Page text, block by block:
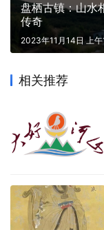
盘栖古镇：山水
传奇
2023年11月14日 上
相关推荐